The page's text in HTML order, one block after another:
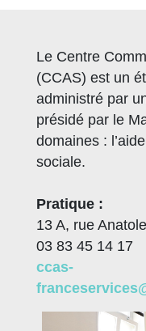
Le Centre
(CCAS) est un
administré par
présidé par le
domaines :
sociale.
Pratique :
13 A, rue
03 83 45 14 17
ccas-